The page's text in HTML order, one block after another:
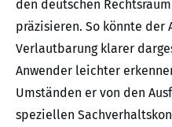
den deutschen
präzisieren. So könnte der
Verlautbarung klarer
Anwender leichter
Umständen er von den
speziellen